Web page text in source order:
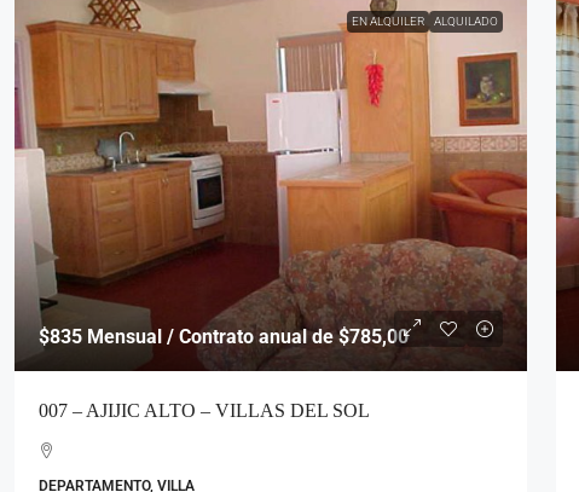
EN ALQUILER ALQUILADO
$835 Mensual / Contrato anual de $785,00
007 – AJIJIC ALTO – VILLAS DEL SOL
DEPARTAMENTO, VILLA